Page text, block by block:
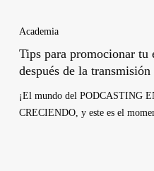
Academia
Tips para promocionar tu
después de la transmisión
¡El mundo del PODCASTING
CRECIENDO, y este es el